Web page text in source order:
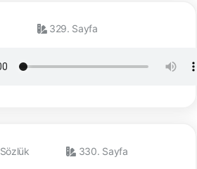
329. Sayfa
330. Sayfa